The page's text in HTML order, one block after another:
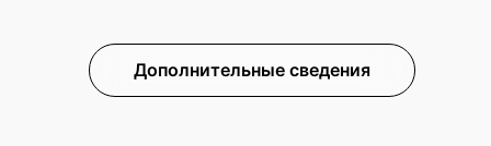
Дополнительные сведения